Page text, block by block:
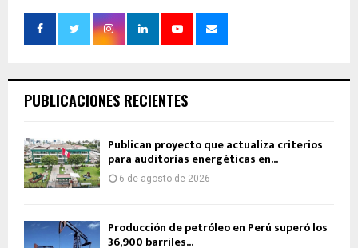
PUBLICACIONES RECIENTES
Publican proyecto que actualiza criterios
para auditorías energéticas en...
6 de agosto de 2026
Producción de petróleo en Perú superó los
36,900 barriles...